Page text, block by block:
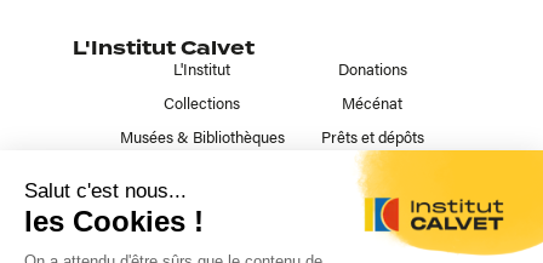
L'Institut Calvet
L'Institut
Collections
Musées & Bibliothèques
Donations
Mécénat
Prêts et dépôts
Liens utiles